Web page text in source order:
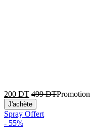
200 DT 499DTPromotion
J'achète
Spray Offert
- 55%